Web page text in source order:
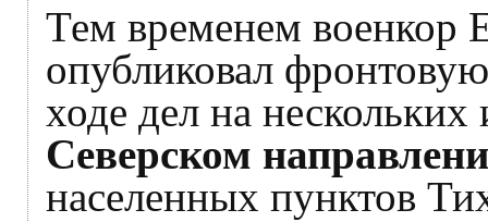
Тем временем военкор
опубликовал
ходе дел на
Северском
населенных пунктов